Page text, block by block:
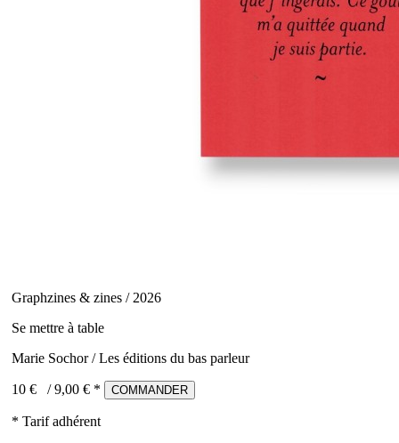
Graphzines & zines / 2026
Se mettre à table
Marie Sochor / Les éditions du bas parleur
10 € /9,00 € * COMMANDER
* Tarif adhérent